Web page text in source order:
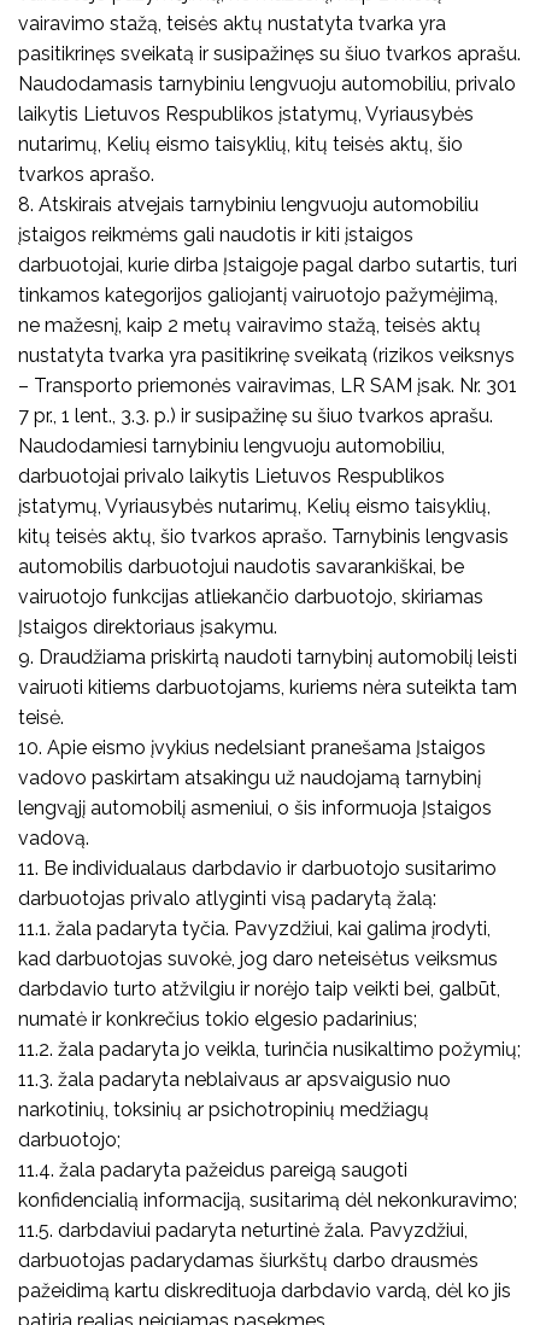
vairavimo stažą, teisės aktų nustatyta tvarka yra
pasitikrinęs sveikatą ir susipažinęs su šiuo tvarkos aprašu.
Naudodamasis tarnybiniu lengvuoju automobiliu, privalo
laikytis Lietuvos Respublikos įstatymų, Vyriausybės
nutarimų, Kelių eismo taisyklių, kitų teisės aktų, šio
tvarkos aprašo.
8. Atskirais atvejais tarnybiniu lengvuoju automobiliu
įstaigos reikmėms gali naudotis ir kiti įstaigos
darbuotojai, kurie dirba Įstaigoje pagal darbo sutartis, turi
tinkamos kategorijos galiojantį vairuotojo pažymėjimą,
ne mažesnį, kaip 2 metų vairavimo stažą, teisės aktų
nustatyta tvarka yra pasitikrinę sveikatą (rizikos veiksnys
– Transporto priemonės vairavimas, LR SAM įsak. Nr. 301
7 pr., 1 lent., 3.3. p.) ir susipažinę su šiuo tvarkos aprašu.
Naudodamiesi tarnybiniu lengvuoju automobiliu,
darbuotojai privalo laikytis Lietuvos Respublikos
įstatymų, Vyriausybės nutarimų, Kelių eismo taisyklių,
kitų teisės aktų, šio tvarkos aprašo. Tarnybinis lengvasis
automobilis darbuotojui naudotis savarankiškai, be
vairuotojo funkcijas atliekančio darbuotojo, skiriamas
Įstaigos direktoriaus įsakymu.
9. Draudžiama priskirtą naudoti tarnybinį automobilį leisti
vairuoti kitiems darbuotojams, kuriems nėra suteikta tam
teisė.
10. Apie eismo įvykius nedelsiant pranešama Įstaigos
vadovo paskirtam atsakingu už naudojamą tarnybinį
lengvąjį automobilį asmeniui, o šis informuoja Įstaigos
vadovą.
11. Be individualaus darbdavio ir darbuotojo susitarimo
darbuotojas privalo atlyginti visą padarytą žalą:
11.1. žala padaryta tyčia. Pavyzdžiui, kai galima įrodyti,
kad darbuotojas suvokė, jog daro neteisėtus veiksmus
darbdavio turto atžvilgiu ir norėjo taip veikti bei, galbūt,
numatė ir konkrečius tokio elgesio padarinius;
11.2. žala padaryta jo veikla, turinčia nusikaltimo požymių;
11.3. žala padaryta neblaivaus ar apsvaigusio nuo
narkotinių, toksinių ar psichotropinių medžiagų
darbuotojo;
11.4. žala padaryta pažeidus pareigą saugoti
konfidencialią informaciją, susitarimą dėl nekonkuravimo;
11.5. darbdaviui padaryta neturtinė žala. Pavyzdžiui,
darbuotojas padarydamas šiurkštų darbo drausmės
pažeidimą kartu diskredituoja darbdavio vardą, dėl ko jis